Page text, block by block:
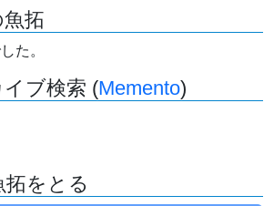
拓
た。
ブ検索 (Memento)
をとる